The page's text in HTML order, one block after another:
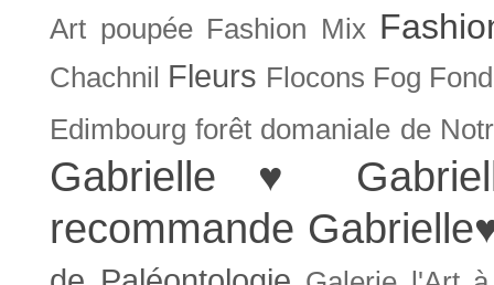
Art poupée Fashion Mix
Chachnil Fleurs Flocons Fog
Edimbourg forêt domaniale de
Gabrielle ♥
recommande